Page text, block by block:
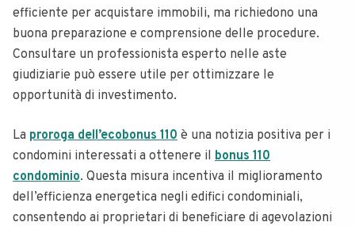
efficiente per acquistare immobili, ma richiedono una
buona preparazione e comprensione delle procedure.
Consultare un professionista esperto nelle aste
giudiziarie può essere utile per ottimizzare le
opportunità di investimento.
La proroga dell’ecobonus 110 è una notizia positiva per i
condomini interessati a ottenere il bonus 110
condominio. Questa misura incentiva il miglioramento
dell’efficienza energetica negli edifici condominiali,
consentendo ai proprietari di beneficiare di agevolazioni